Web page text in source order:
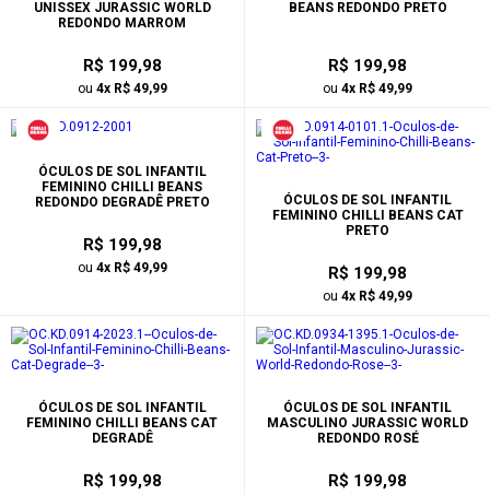
UNISSEX JURASSIC WORLD
REDONDO MARROM
R$ 199,98
ou 4x R$ 49,99
BEANS REDONDO PRETO
R$ 199,98
ou 4x R$ 49,99
ÓCULOS DE SOL INFANTIL
FEMININO CHILLI BEANS
REDONDO DEGRADÊ PRETO
R$ 199,98
ou 4x R$ 49,99
ÓCULOS DE SOL INFANTIL
FEMININO CHILLI BEANS CAT
PRETO
R$ 199,98
ou 4x R$ 49,99
ÓCULOS DE SOL INFANTIL
FEMININO CHILLI BEANS CAT
DEGRADÊ
R$ 199,98
ÓCULOS DE SOL INFANTIL
MASCULINO JURASSIC WORLD
REDONDO ROSÉ
R$ 199,98